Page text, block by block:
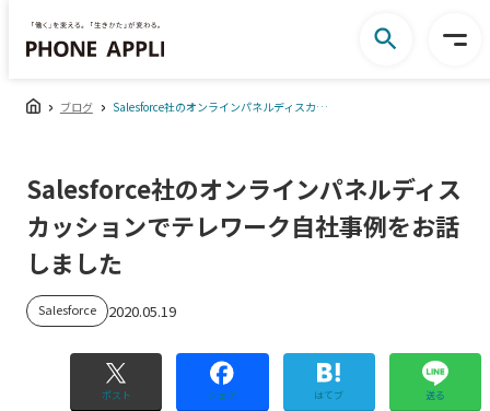
ブログ Salesforce社のオンラインパネルディスカッションでテレワーク自社事例をお話しました
Salesforce社のオンラインパネルディス
カッションでテレワーク自社事例をお話
しました
Salesforce 2020.05.19
ポスト シェア はてブ 送る